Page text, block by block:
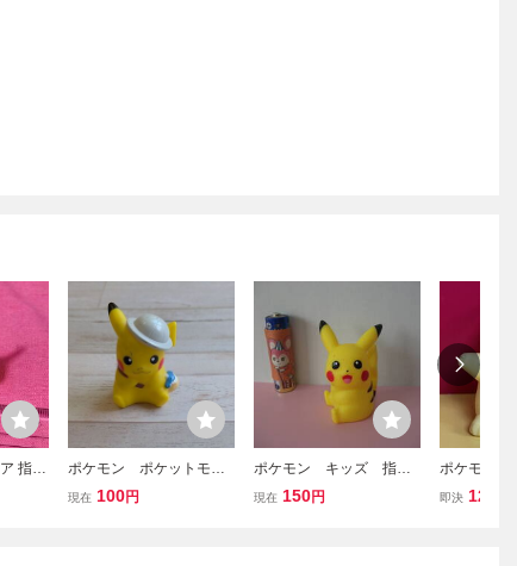
指人
ポケモン ポケットモン
スター ポケモンキッ
現在 100円
ポケモン キッズ 指人
形 ピカチュウ 2010
現在 150円
ポケモンキ
カチュウ
即決 127